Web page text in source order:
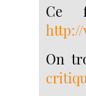
Ce
On